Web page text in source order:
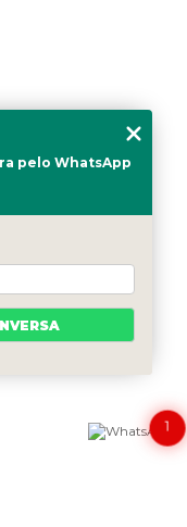
1
pelo WhatsApp